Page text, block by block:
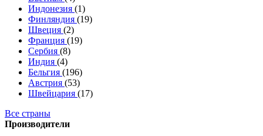
Индонезия (1)
Финляндия (19)
Швеция (2)
Франция (19)
Сербия (8)
Индия (4)
Бельгия (196)
Австрия (53)
Швейцария (17)
Все страны
Производители